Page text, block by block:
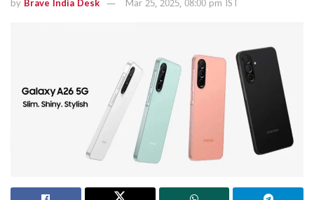
by Brave India Desk Mar 25, 2025, 08:00 pm IST